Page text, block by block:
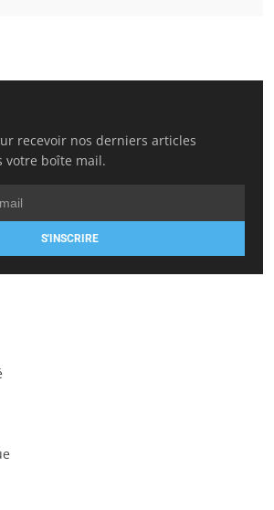
recevoir nos derniers articles
votre boîte mail.
S'INSCRIRE